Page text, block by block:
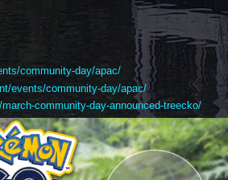
community-day/apac/
events/community-day/apac/
community-day-announced-treecko/